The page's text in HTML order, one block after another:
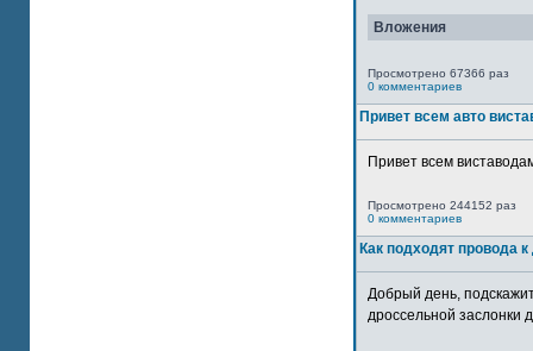
Вложения
Просмотрено 67366 раз
0 комментариев
Привет всем авто
Привет всем
Просмотрено 244152 раз
0 комментариев
Как подходят провода
Добрый день,
дроссельной заслонки